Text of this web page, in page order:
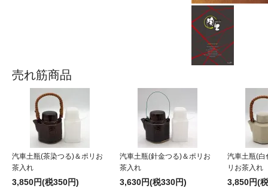
売れ筋商品
汽車土瓶(茶染つる)＆ポリお
茶入れ
3,850円(税350円)
汽車土瓶(針金つる)＆ポリお
茶入れ
3,630円(税330円)
汽車土瓶(白
リお茶入れ
3,850円(